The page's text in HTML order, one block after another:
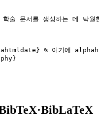
학술 문서를 생성하는 데 탁
% 여기에